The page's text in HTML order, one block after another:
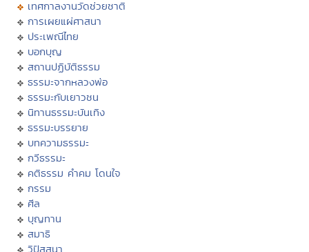
เทศกาลงานวัดช่วยชาติ
การเผยแผ่ศาสนา
ประเพณีไทย
บอกบุญ
สถานปฏิบัติธรรม
ธรรมะจากหลวงพ่อ
ธรรมะกับเยาวชน
นิทานธรรมะบันเทิง
ธรรมะบรรยาย
บทความธรรมะ
กวีธรรมะ
คติธรรม คำคม โดนใจ
กรรม
ศีล
บุญทาน
สมาธิ
วิปัสสนา